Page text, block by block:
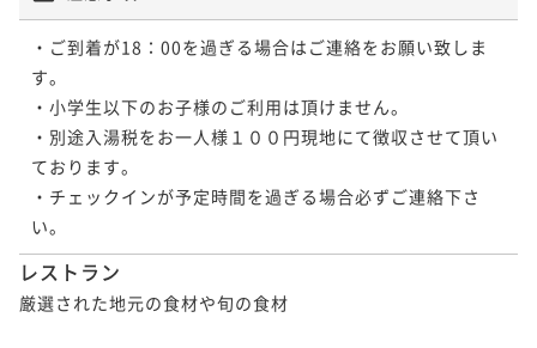
・ご到着が18：00を過ぎる場合はご連絡をお願い致しま
す。
・小学生以下のお子様のご利用は頂けません。
・別途入湯税をお一人様１００円現地にて徴収させて頂い
ております。
・チェックインが予定時間を過ぎる場合必ずご連絡下さ
レストラン
厳選された地元の食材や旬の食材